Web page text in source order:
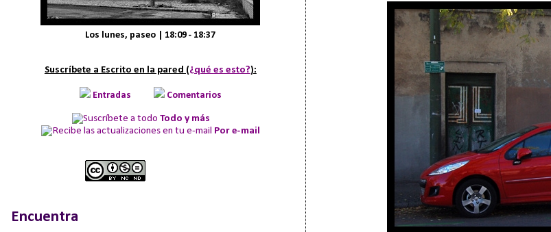
Los lunes, paseo | 18:09 - 18:37
Suscríbete a Escrito en la pared (¿qué es esto?):
Entradas Comentarios
Todo y más
Por e-mail
Encuentra